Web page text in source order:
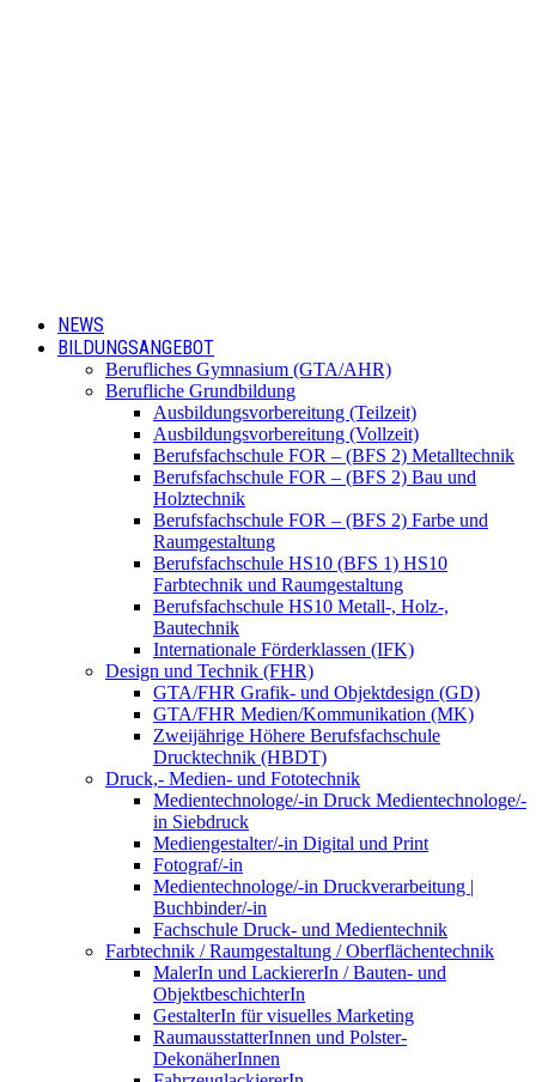
NEWS
BILDUNGSANGEBOT
Berufliches Gymnasium (GTA/AHR)
Berufliche Grundbildung
Ausbildungsvorbereitung (Teilzeit)
Ausbildungsvorbereitung (Vollzeit)
Berufsfachschule FOR – (BFS 2) Metalltechnik
Berufsfachschule FOR – (BFS 2) Bau und
Holztechnik
Berufsfachschule FOR – (BFS 2) Farbe und
Raumgestaltung
Berufsfachschule HS10 (BFS 1) HS10
Farbtechnik und Raumgestaltung
Berufsfachschule HS10 Metall-, Holz-,
Bautechnik
Internationale Förderklassen (IFK)
Design und Technik (FHR)
GTA/FHR Grafik- und Objektdesign (GD)
GTA/FHR Medien/Kommunikation (MK)
Zweijährige Höhere Berufsfachschule
Drucktechnik (HBDT)
Druck,- Medien- und Fototechnik
Medientechnologe/-in Druck Medientechnologe/-
in Siebdruck
Mediengestalter/-in Digital und Print
Fotograf/-in
Medientechnologe/-in Druckverarbeitung |
Buchbinder/-in
Fachschule Druck- und Medientechnik
Farbtechnik / Raumgestaltung / Oberflächentechnik
MalerIn und LackiererIn / Bauten- und
ObjektbeschichterIn
GestalterIn für visuelles Marketing
RaumausstatterInnen und Polster-
DekonäherInnen